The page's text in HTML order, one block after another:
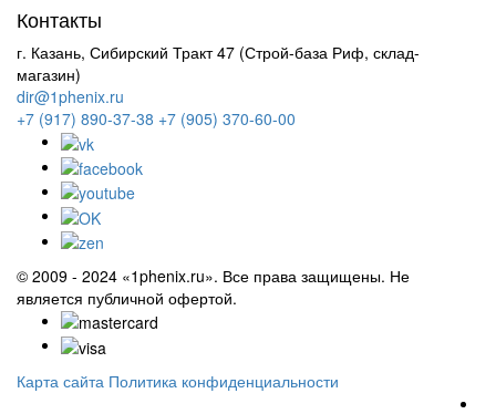
Контакты
г. Казань, Сибирский Тракт 47 (Строй-база Риф, склад-
магазин)
dir@1phenix.ru
+7 (917) 890-37-38 +7 (905) 370-60-00
© 2009 - 2024 «1phenix.ru». Все права защищены. Не
является публичной офертой.
Карта сайта Политика конфиденциальности